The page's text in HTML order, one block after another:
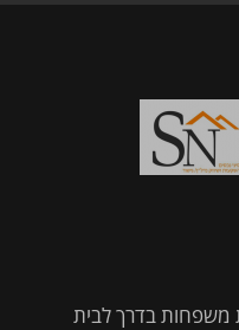
משפחות בדרך לבית